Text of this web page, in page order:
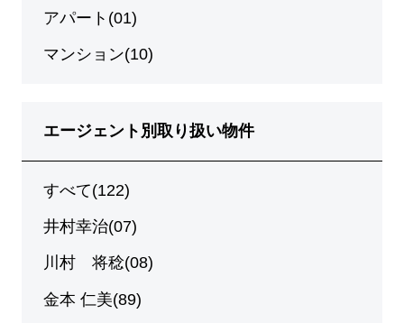
アパート(01)
マンション(10)
エージェント別取り扱い物件
すべて(122)
井村幸治(07)
川村 将稔(08)
金本 仁美(89)